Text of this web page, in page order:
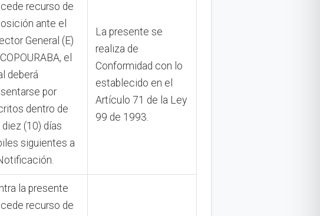
recurso de
ante el
General (E)
el
deberá
por
dentro de
diez (10) días
siguientes a
La presente se
realiza de
Conformidad con lo
establecido en el
Artículo 71 de la Ley
99 de 1993.
la presente
recurso de